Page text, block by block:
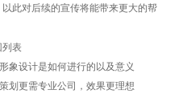
此对后续的宣传将能带来更大的帮
列表
象设计是如何进行的以及意义
划更需专业公司，效果更理想